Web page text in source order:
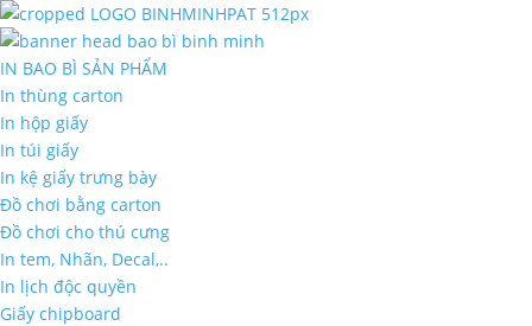
IN BAO BÌ SẢN PHẨM
In thùng carton
In hộp giấy
In túi giấy
In kệ giấy trưng bày
Đồ chơi bằng carton
Đồ chơi cho thú cưng
In tem, Nhãn, Decal,..
In lịch độc quyền
Giấy chipboard